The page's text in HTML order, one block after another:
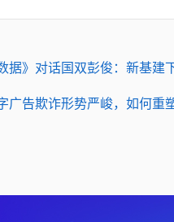
据》对话国双彭俊：新基建
广告欺诈形势严峻，如何重